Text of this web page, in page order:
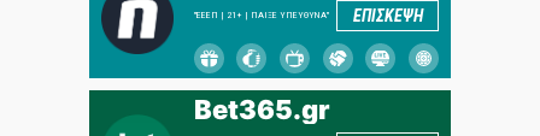
"ΕΕΕΠ | 21+ | ΠΑΙΞΕ ΥΠΕΥΘΥΝΑ" ΕΠΙΣΚΕΨΗ
Bet365.gr